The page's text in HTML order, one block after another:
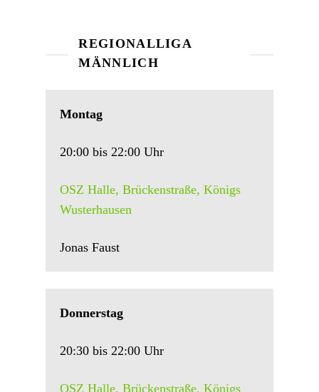
REGIONALLIGA
MÄNNLICH
Montag
20:00 bis 22:00 Uhr
OSZ Halle, Brückenstraße, Königs
Wusterhausen
Jonas Faust
Donnerstag
20:30 bis 22:00 Uhr
OSZ Halle, Brückenstraße, Königs